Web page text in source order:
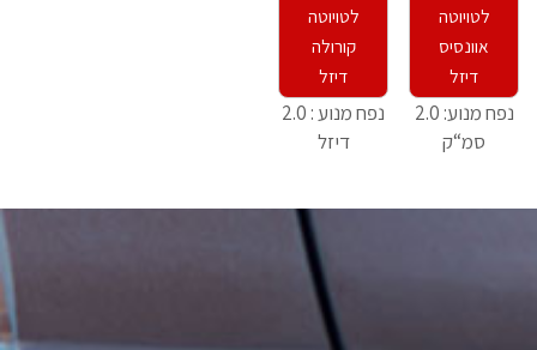
לטויוטה
אוונסיס
דיזל
נפח מנוע: 2.0
סמ“ק
לטויוטה
קורולה
דיזל
נפח מנוע : 2.0
דיזל